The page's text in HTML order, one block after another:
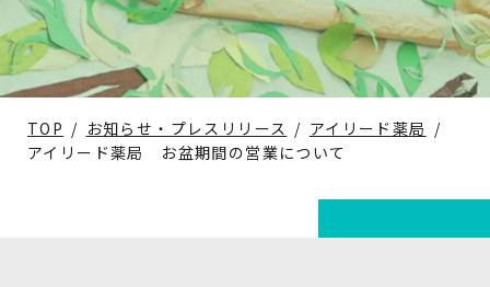
TOP / お知らせ・プレスリリース / アイリード薬局 /
アイリード薬局 お盆期間の営業について